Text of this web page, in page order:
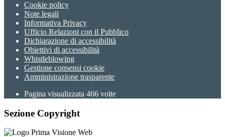
Cookie policy
Note legali
Informativa Privacy
Ufficio Relazioni con il Pubblico
Dichiarazione di accessibilità
Obiettivi di accessibilità
Whistleblowing
Gestione consensi cookie
Amministrazione trasparente
Pagina visualizzata 466 volte
Sezione Copyright